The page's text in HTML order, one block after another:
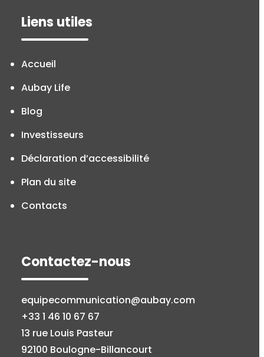
Liens utiles
Accueil
Aubay Life
Blog
Investisseurs
Déclaration d’accessibilité
Plan du site
Contacts
Contactez-nous
equipecommunication@aubay.com
+33 1 46 10 67 67
13 rue Louis Pasteur
92100 Boulogne-Billancourt